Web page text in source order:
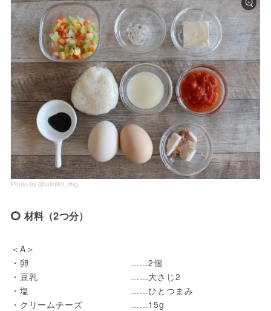
Photo by @toitoitoi_ring
材料（2つ分）
＜A＞
・卵 　　　　　　　　　　　……2個
・豆乳　　　　　　　　　　 ……大さじ2
・塩　　　　　　　　　　 　……ひとつまみ
・クリームチーズ 　　　　　……15g